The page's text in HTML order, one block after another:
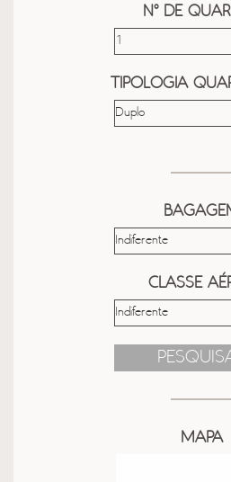
Nº DE
TIPOLOGIA
CLASSE
MAPA